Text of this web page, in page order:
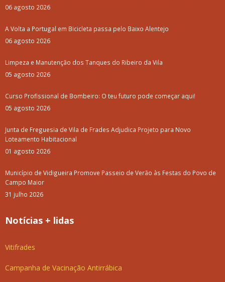
06 agosto 2026
A Volta a Portugal em Bicicleta passa pelo Baixo Alentejo
06 agosto 2026
Limpeza e Manutenção dos Tanques do Ribeiro da Vila
05 agosto 2026
Curso Profissional de Bombeiro: O teu futuro pode começar aqui!
05 agosto 2026
Junta de Freguesia de Vila de Frades Adjudica Projeto para Novo
Loteamento Habitacional
01 agosto 2026
Município de Vidigueira Promove Passeio de Verão às Festas do Povo de
Campo Maior
31 julho 2026
Notícias + lidas
Vitifrades
Campanha de Vacinação Antirrábica